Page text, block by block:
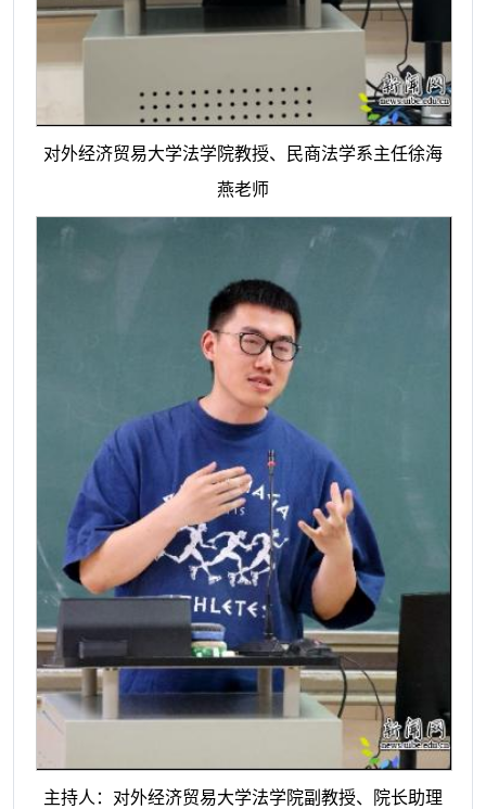
对外经济贸易大学法学院教授、民商法学系主任徐海
燕老师
主持人：对外经济贸易大学法学院副教授、院长助理